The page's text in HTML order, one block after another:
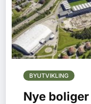
BYUTVIKLING
Nye